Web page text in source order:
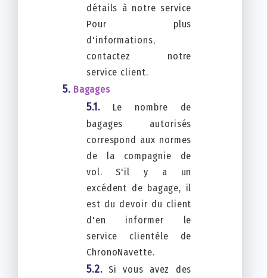
détails à notre service
Pour plus
d'informations,
contactez notre
service client.
Bagages
Le nombre de
bagages autorisés
correspond aux normes
de la compagnie de
vol. S'il y a un
excédent de bagage, il
est du devoir du client
d'en informer le
service clientèle de
ChronoNavette.
Si vous avez des